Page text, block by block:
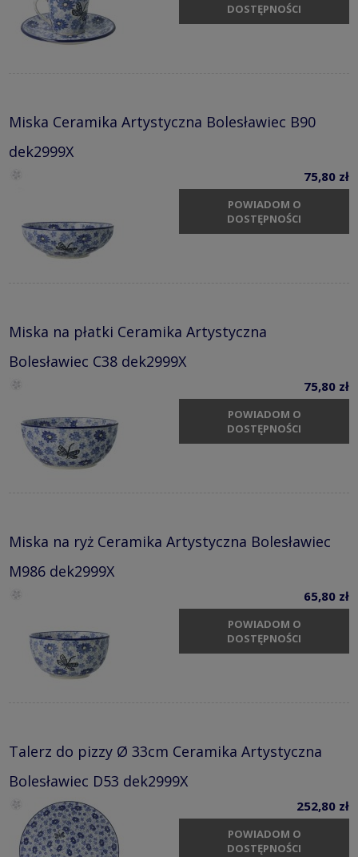
DOSTĘPNOŚCI
Miska Ceramika Artystyczna Bolesławiec B90
dek2999X
75,80 zł
POWIADOM O
DOSTĘPNOŚCI
Miska na płatki Ceramika Artystyczna
Bolesławiec C38 dek2999X
75,80 zł
POWIADOM O
DOSTĘPNOŚCI
Miska na ryż Ceramika Artystyczna Bolesławiec
M986 dek2999X
65,80 zł
POWIADOM O
DOSTĘPNOŚCI
Talerz do pizzy Ø 33cm Ceramika Artystyczna
Bolesławiec D53 dek2999X
252,80 zł
POWIADOM O
DOSTĘPNOŚCI